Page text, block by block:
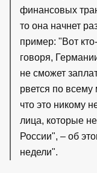
финансовых
то она начнет
пример: "Вот
говоря,
не сможет
рвется по
что это никому
лица, которые
России", – об
недели".